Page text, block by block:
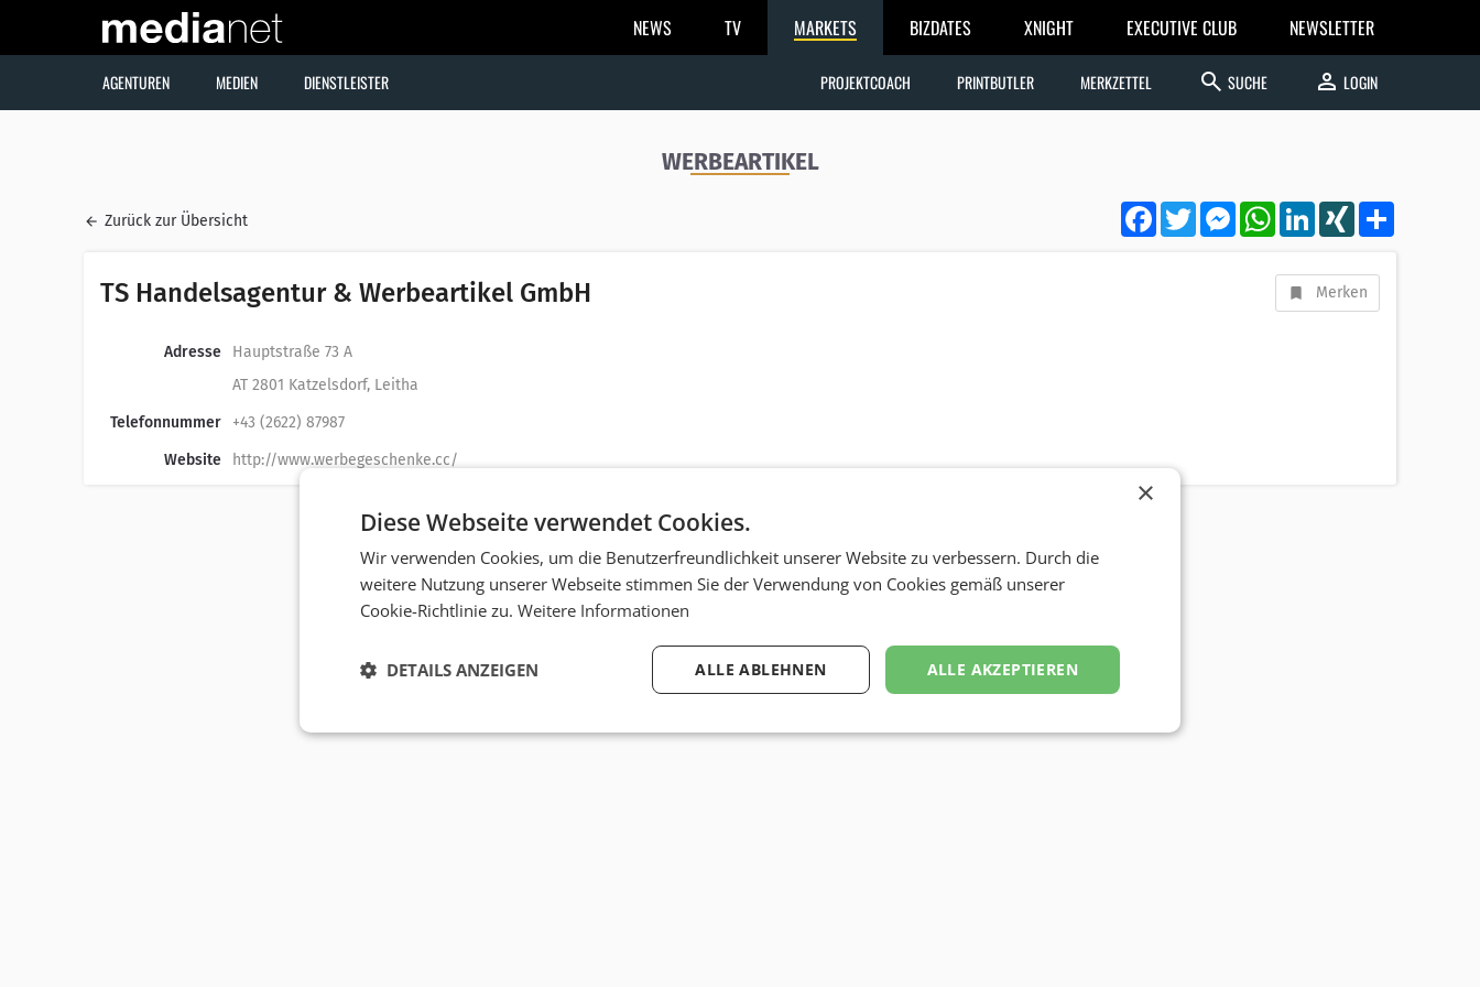
NEWS TV MARKETS BIZDATES XNIGHT EXECUTIVE CLUB NEWSLETTER
AGENTUREN MEDIEN DIENSTLEISTER PROJEKTCOACH PRINTBUTLER MERKZETTEL search SUCHE person LOGIN
WERBEARTIKEL
Zurück zur Übersicht
FacebookTwitterMessengerWhatsApp
LinkedInXING
TS Handelsagentur & Werbeartikel GmbH Merken
Adresse
Hauptstraße 73 A
AT 2801 Katzelsdorf, Leitha
Telefonnummer
+43 (2622) 87987
Website
http://www.werbegeschenke.cc/
×
Diese Webseite verwendet Cookies.
Wir verwenden Cookies, um die Benutzerfreundlichkeit unserer Website zu verbessern. Durch die
weitere Nutzung unserer Webseite stimmen Sie der Verwendung von Cookies gemäß unserer
Cookie-Richtlinie zu. Weitere Informationen
ALLE AKZEPTIEREN
ALLE ABLEHNEN
DETAILS ANZEIGEN